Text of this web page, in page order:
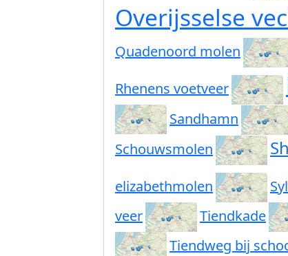
Overijsselse
Quadenoord molen
Rhenens voetveer
Sandhamn
Schouwsmolen
elizabethmolen
veer
Tiendkade
Tiendweg bij